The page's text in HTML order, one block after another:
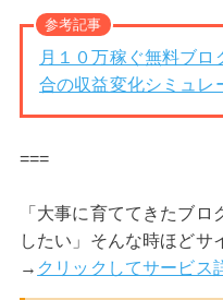
参考記事
月１０万稼ぐ無料ブ
合の収益変化シミュレ
===
「大事に育ててきたブ
したい」そんな時ほどサ
→ クリックしてサービス